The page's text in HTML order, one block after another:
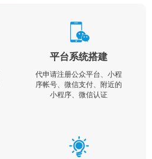
平台系统搭建
代申请注册公众平台、小程
序帐号、微信支付、附近的
小程序、微信认证